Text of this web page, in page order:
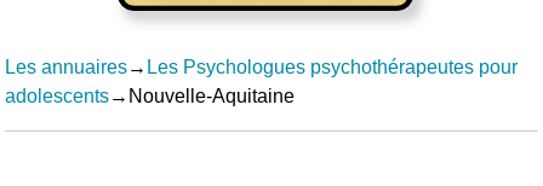
Les annuaires→ Les Psychologues psychothérapeutes pour
adolescents→Nouvelle-Aquitaine